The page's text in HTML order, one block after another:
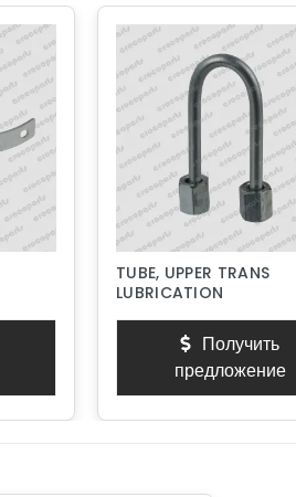
TUBE, UPPER TRANS
LUBRICATION
Получить
предложение